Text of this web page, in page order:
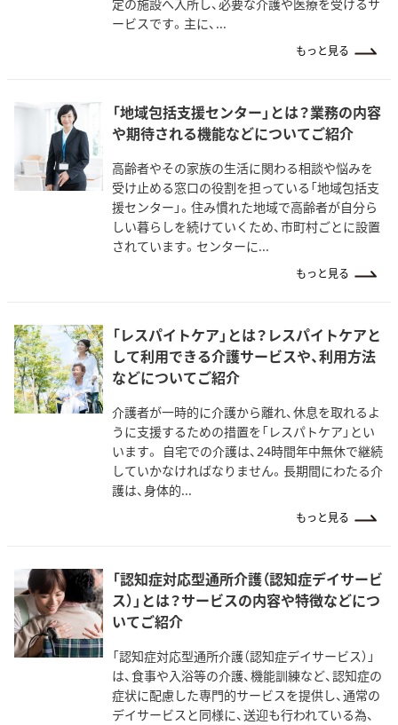
定の施設へ入所し、必要な介護や医療を受けるサ
ービスです。主に、...
もっと見る
「地域包括支援センター」とは？業務の内容
や期待される機能などについてご紹介
高齢者やその家族の生活に関わる相談や悩みを
受け止める窓口の役割を担っている「地域包括支
援センター」。住み慣れた地域で高齢者が自分ら
しい暮らしを続けていくため、市町村ごとに設置
されています。センターに...
もっと見る
「レスパイトケア」とは？レスパイトケアと
して利用できる介護サービスや、利用方法
などについてご紹介
介護者が一時的に介護から離れ、休息を取れるよ
うに支援するための措置を「レスパトケア」とい
います。 自宅での介護は、24時間年中無休で継続
していかなければなりません。長期間にわたる介
護は、身体的...
もっと見る
「認知症対応型通所介護（認知症デイサービ
ス）」とは？サービスの内容や特徴などにつ
いてご紹介
「認知症対応型通所介護（認知症デイサービス）」
は、食事や入浴等の介護、機能訓練など、認知症の
症状に配慮した専門的サービスを提供し、通常の
デイサービスと同様に、送迎も行われている為、